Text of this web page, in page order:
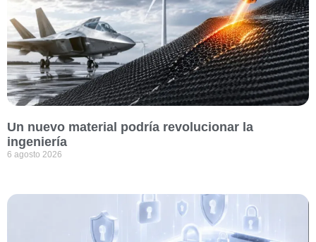
Un nuevo material podría revolucionar la
ingeniería
6 agosto 2026